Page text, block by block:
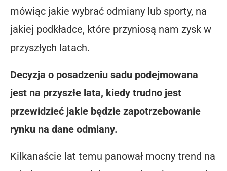
mówiąc jakie wybrać odmiany lub sporty, na
jakiej podkładce, które przyniosą nam zysk w
przyszłych latach.
Decyzja o posadzeniu sadu podejmowana
jest na przyszłe lata, kiedy trudno jest
przewidzieć jakie będzie zapotrzebowanie
rynku na dane odmiany.
Kilkanaście lat temu panował mocny trend na